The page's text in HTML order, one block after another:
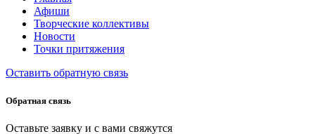
Афиши
Творческие коллективы
Новости
Точки притяжения
Оставить обратную связь
Обратная связь
Оставьте заявку и с вами свяжутся